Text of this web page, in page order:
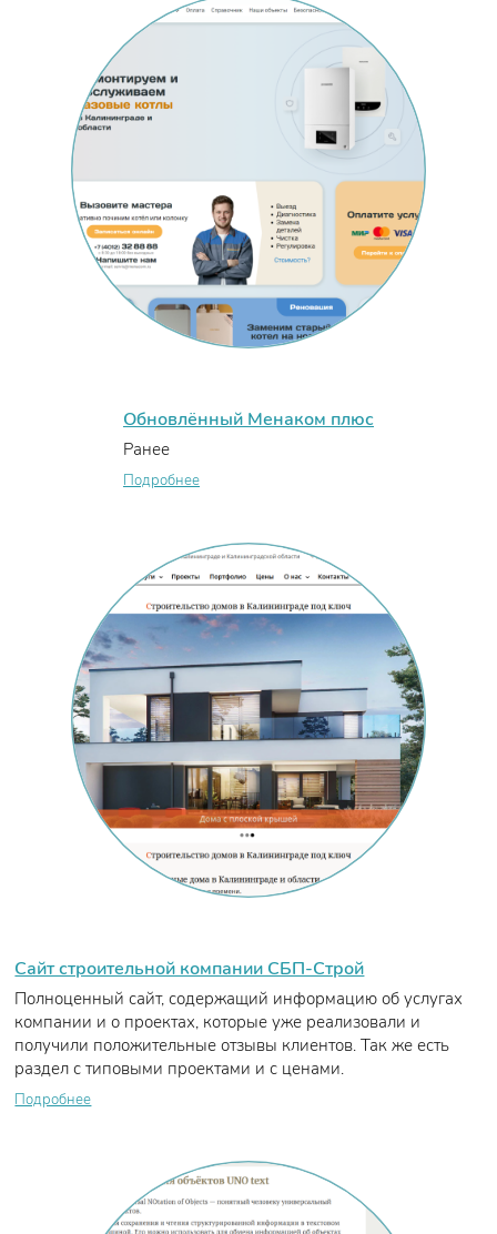
Обновлённый Менаком плюс
Ранее
Подробнее
Сайт строительной компании СБП-Строй
Полноценный сайт, содержащий информацию об услугах
компании и о проектах, которые уже реализовали и
получили положительные отзывы клиентов. Так же есть
раздел с типовыми проектами и с ценами.
Подробнее